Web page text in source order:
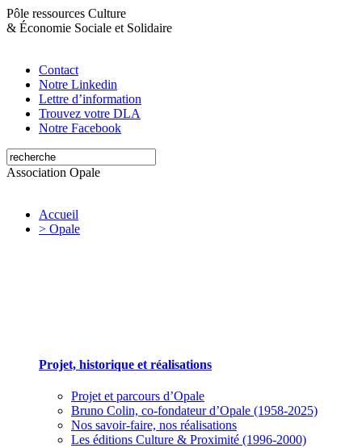
Pôle ressources Culture
& Économie Sociale et Solidaire
Contact
Notre Linkedin
Lettre d’information
Trouvez votre DLA
Notre Facebook
Association Opale
Accueil
> Opale
Projet, historique et réalisations
Projet et parcours d’Opale
Bruno Colin, co-fondateur d’Opale (1958-2025)
Nos savoir-faire, nos réalisations
Les éditions Culture & Proximité (1996-2000)